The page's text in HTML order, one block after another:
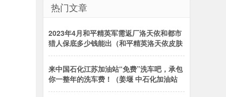
热门文章
2023年4月和平精英军需返厂洛天依和都市
猎人保底多少钱能出（和平精英洛天依皮肤
来中国石化江苏加油站“免费”洗车吧，承包
你一整年的洗车费！（姜堰 中石化加油站